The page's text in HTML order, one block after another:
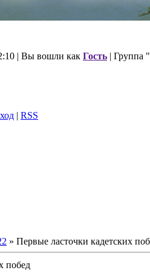
| Вы вошли как Гость | Группа "
| RSS
» Первые ласточки кадетских
побед